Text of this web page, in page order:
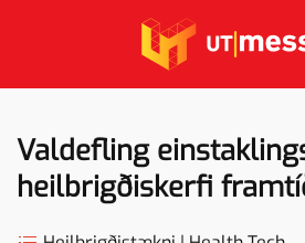
Skip to main content
Valdefling
heilbrigðiskerfi